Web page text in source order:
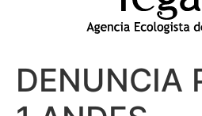
DENUNCIA